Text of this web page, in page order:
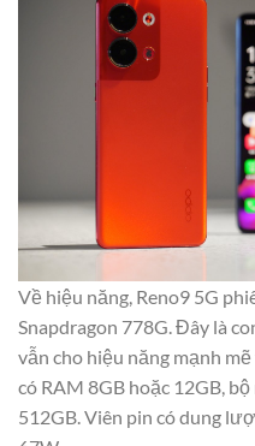
Về hiệu năng, Reno9 5G
Snapdragon 778G. Đây là
vẫn cho hiệu năng mạnh
có RAM 8GB hoặc 12GB,
512GB. Viên pin có dung